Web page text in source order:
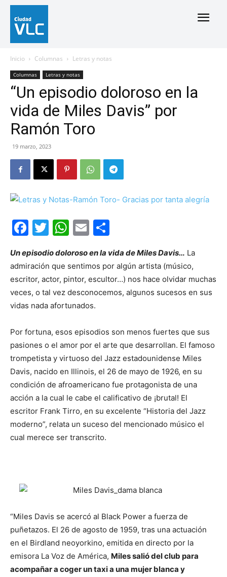
Inicio Columnas Letras y notas
Columnas Letras y notas
“Un episodio doloroso en la
vida de Miles Davis” por
Ramón Toro
19 marzo, 2023
Facebook
Twitter
WhatsApp
Email
Un episodio doloroso en la vida de Miles Davis… La
admiración que sentimos por algún artista (músico,
escritor, actor, pintor, escultor…) nos hace olvidar muchas
veces, o tal vez desconocemos, algunos sucesos en sus
vidas nada afortunados.
Por fortuna, esos episodios son menos fuertes que sus
pasiones o el amor por el arte que desarrollan. El famoso
trompetista y virtuoso del Jazz estadounidense Miles
Davis, nacido en Illinois, el 26 de mayo de 1926, en su
condición de afroamericano fue protagonista de una
acción a la cual le cabe el calificativo de ¡brutal! El
escritor Frank Tirro, en su excelente “Historia del Jazz
moderno”, relata un suceso del mencionado músico el
cual merece ser transcrito.
“Miles Davis se acercó al Black Power a fuerza de
puñetazos. El 26 de agosto de 1959, tras una actuación
en el Birdland neoyorkino, emitida en directo por la
emisora La Voz de América, Miles salió del club para
acompañar a coger un taxi a una mujer blanca y